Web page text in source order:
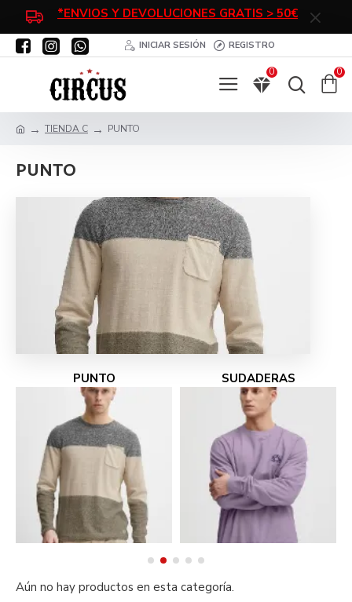
*ENVIOS Y DEVOLUCIONES GRATIS > 50€
INICIAR SESIÓN REGISTRO
0 0
TIENDA C PUNTO
PUNTO
PUNTO SUDADERAS
Aún no hay productos en esta categoría.